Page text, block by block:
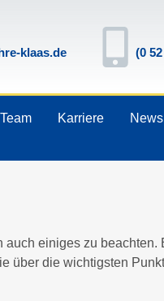
klaas.de (0
Team Karriere
einiges zu
über die wichtigsten